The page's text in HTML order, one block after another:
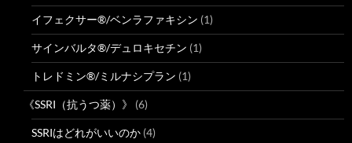
イフェクサー®/ベンラファキシン (1)
サインバルタ®/デュロキセチン (1)
トレドミン®/ミルナシプラン (1)
《SSRI（抗うつ薬）》 (6)
SSRIはどれがいいのか (4)